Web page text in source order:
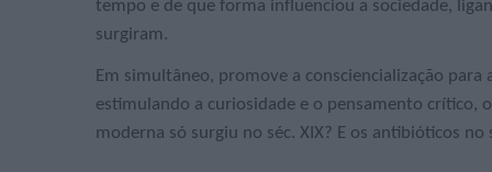
tempo e de que forma influenciou a sociedade,
surgiram.
Em simultâneo, promove a consciencialização
estimulando a curiosidade e o pensamento crítico,
moderna só surgiu no séc. XIX? E os antibióticos no